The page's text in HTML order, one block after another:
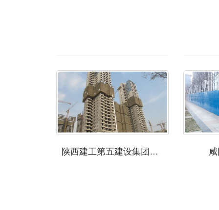
陕西建工第五建设集团有限公司